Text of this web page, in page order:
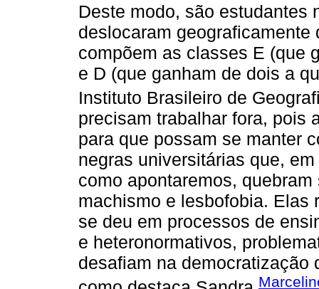
Deste modo, são estudantes
deslocaram
compõem as classes E (que
e D (que ganham de dois a
Instituto Brasileiro de
precisam trabalhar fora, pois
para que possam se manter
negras universitárias que,
como apontaremos,
machismo e lesbofobia. Elas
se deu em processos de
e heteronormativos,
desafiam na democratização